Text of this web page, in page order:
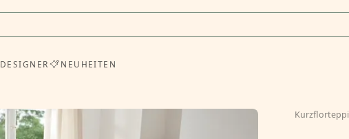
DESIGNER NEUHEITEN